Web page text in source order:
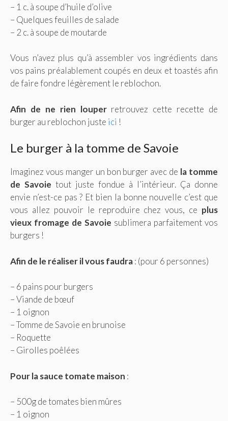
– 1 c. à soupe d’huile d’olive
– Quelques feuilles de salade
– 2 c. à soupe de moutarde
Vous n’avez plus qu’à assembler vos ingrédients dans
vos pains préalablement coupés en deux et toastés afin
de faire fondre légèrement le reblochon.
Afin de ne rien louperretrouvez cette recette de
burger au reblochon juste ici !
Le burger à la tomme de Savoie
Imaginez vous manger un bon burger avec de la tomme
de Savoie tout juste fondue à l’intérieur. Ça donne
envie n’est-ce pas ? Et bien la bonne nouvelle c’est que
vous allez pouvoir le reproduire chez vous, ce plus
vieux fromage de Savoie sublimera parfaitement vos
burgers !
Afin de le réaliser il vous faudra: (pour 6 personnes)
– 6 pains pour burgers
– Viande de bœuf
– 1 oignon
– Tomme de Savoie en brunoise
– Roquette
– Girolles poêlées
Pour la sauce tomate maison :
– 500g de tomates bien mûres
– 1 oignon